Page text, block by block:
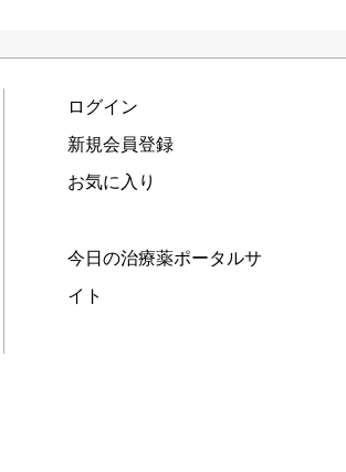
ログイン
新規会員登録
お気に入り
今日の治療薬ポータルサ
イト